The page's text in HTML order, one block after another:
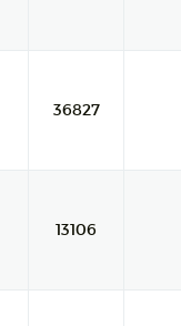
36827
13106